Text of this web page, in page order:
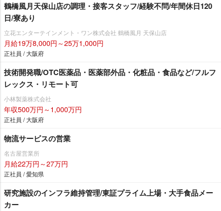
鶴橋風月天保山店の調理・接客スタッフ/経験不問/年間休日120
日/寮あり
立花エンターテインメント・ワン株式会社 鶴橋風月 天保山店
月給19万8,000円～25万1,000円
正社員 / 大阪府
技術開発職/OTC医薬品・医薬部外品・化粧品・食品など/フルフ
レックス・リモート可
小林製薬株式会社
年収500万円～1,000万円
正社員 / 大阪府
物流サービスの営業
名古屋営業所
月給22万円～27万円
正社員 / 愛知県
研究施設のインフラ維持管理/東証プライム上場・大手食品メー
カー